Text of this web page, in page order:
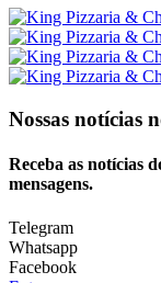
Nossas notícias
Receba as notícias
mensagens.
Telegram
Whatsapp
Facebook